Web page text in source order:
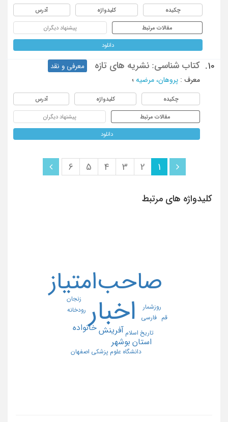
چکیده کلیدواژه آدرس
مقالات مرتبط پیشنهاد دیگران
دانلود
10. کتاب شناسی: نشریه های تازه
معرفی و نقد
معرف : پروهان، مرضیه ؛
چکیده کلیدواژه آدرس
مقالات مرتبط پیشنهاد دیگران
دانلود
1
2
3
4
5
6
کلیدواژه های مرتبط
اخبار
صاحب‌امتیاز
آفرینش
استان بوشهر
خانواده
تاریخ اسلام
دانشگاه علوم پزشکی اصفهان
رودخانه روزشمار
زنجان
فارسی قم